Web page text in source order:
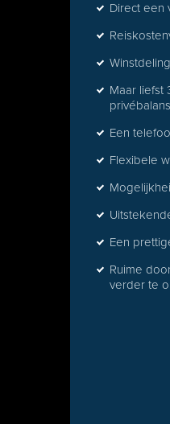
Direct een
Maar liefst
privébalans
Een
Flexibele
Een
Ruime
verder te